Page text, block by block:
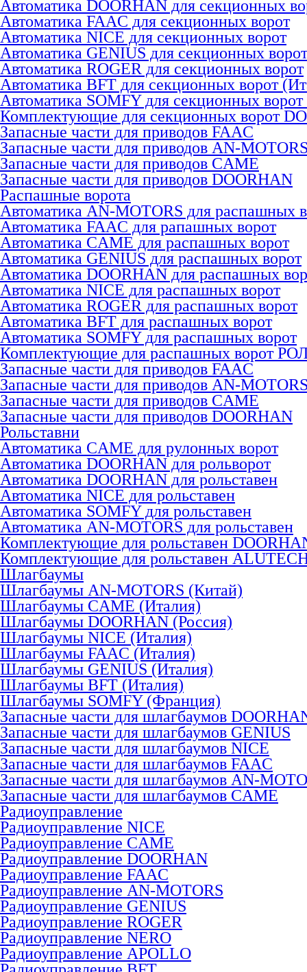
Автоматика DOORHAN для секционных
Автоматика FAAC для секционных ворот
Автоматика NICE для секционных ворот
Автоматика GENIUS для секционных ворот
Автоматика ROGER для секционных ворот
Автоматика BFT для секционных ворот
Автоматика SOMFY для секционных
Комплектующие для секционных ворот
Запасные части для приводов FAAC
Запасные части для приводов AN-
Запасные части для приводов CAME
Запасные части для приводов DOORHAN
Распашные ворота
Автоматика AN-MOTORS для распашных
Автоматика FAAC для рапашных ворот
Автоматика CAME для раcпашных ворот
Автоматика GENIUS для раcпашных ворот
Автоматика DOORHAN для раcпашных
Автоматика NICE для раcпашных ворот
Автоматика ROGER для раcпашных ворот
Автоматика BFT для раcпашных ворот
Автоматика SOMFY для распашных ворот
Комплектующие для распашных ворот
Запасные части для приводов FAAC
Запасные части для приводов AN-
Запасные части для приводов CAME
Запасные части для приводов DOORHAN
Рольставни
Автоматика CAME для рулонных ворот
Автоматика DOORHAN для рольворот
Автоматика DOORHAN для рольставен
Автоматика NICE для рольставен
Автоматика SOMFY для рольставен
Автоматика AN-MOTORS для рольставен
Комплектующие для рольставен
Комплектующие для рольставен
Шлагбаумы
Шлагбаумы AN-MOTORS (Китай)
Шлагбаумы CAME (Италия)
Шлагбаумы DOORHAN (Россия)
Шлагбаумы NICE (Италия)
Шлагбаумы FAAC (Италия)
Шлагбаумы GENIUS (Италия)
Шлагбаумы BFT (Италия)
Шлагбаумы SOMFY (Франция)
Запасные части для шлагбаумов
Запасные части для шлагбаумов GENIUS
Запасные части для шлагбаумов NICE
Запасные части для шлагбаумов FAAC
Запасные части для шлагбаумов AN-
Запасные части для шлагбаумов CAME
Радиоуправление
Радиоуправление NICE
Радиоуправление CAME
Радиоуправление DOORHAN
Радиоуправление FAAC
Радиоуправление AN-MOTORS
Радиоуправление GENIUS
Радиоуправление ROGER
Радиоуправление NERO
Радиоуправление APOLLO